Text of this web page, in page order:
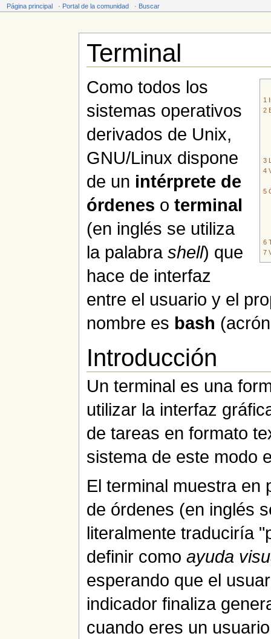
Página principal · Portal de la comunidad · Buscar
Terminal
1
2
3
4
5
6
7
Como todos los
sistemas operativos
derivados de Unix,
GNU/Linux dispone
de un intérprete de
órdenes oterminal
(en inglés se utiliza
la palabrashell) que
hace de interfaz
entre el usuario y el
nombre es bash
Introducción
Un terminal es una
utilizar la interfaz
de tareas en formato
sistema de este modo
El terminal muestra en
de órdenes (en inglés
literalmente traduciría
definir comoayuda
esperando que el
indicador finaliza
cuando eres un